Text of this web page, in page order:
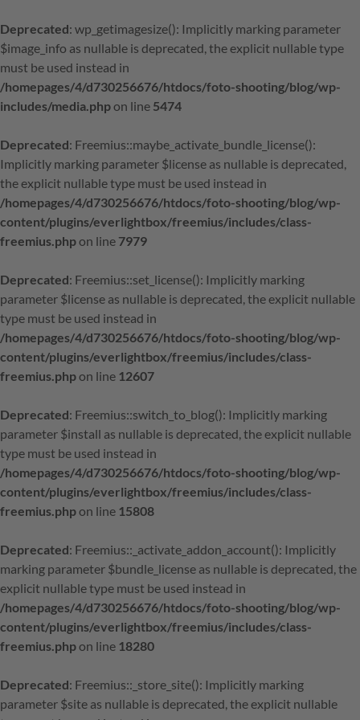
Deprecated: wp_getimagesize(): Implicitly marking parameter
$image_info as nullable is deprecated, the explicit nullable type
must be used instead in
/homepages/4/d730256676/htdocs/foto-shooting/blog/wp-
includes/media.phpon line 5474
Deprecated: Freemius::maybe_activate_bundle_license():
Implicitly marking parameter $license as nullable is deprecated,
the explicit nullable type must be used instead in
/homepages/4/d730256676/htdocs/foto-shooting/blog/wp-
content/plugins/everlightbox/freemius/includes/class-
freemius.phpon line 7979
Deprecated: Freemius::set_license(): Implicitly marking
parameter $license as nullable is deprecated, the explicit nullable
type must be used instead in
/homepages/4/d730256676/htdocs/foto-shooting/blog/wp-
content/plugins/everlightbox/freemius/includes/class-
freemius.phpon line 12607
Deprecated: Freemius::switch_to_blog(): Implicitly marking
parameter $install as nullable is deprecated, the explicit nullable
type must be used instead in
/homepages/4/d730256676/htdocs/foto-shooting/blog/wp-
content/plugins/everlightbox/freemius/includes/class-
freemius.phpon line 15808
Deprecated: Freemius::_activate_addon_account(): Implicitly
marking parameter $bundle_license as nullable is deprecated, the
explicit nullable type must be used instead in
/homepages/4/d730256676/htdocs/foto-shooting/blog/wp-
content/plugins/everlightbox/freemius/includes/class-
freemius.phpon line 18280
Deprecated: Freemius::_store_site(): Implicitly marking
parameter $site as nullable is deprecated, the explicit nullable